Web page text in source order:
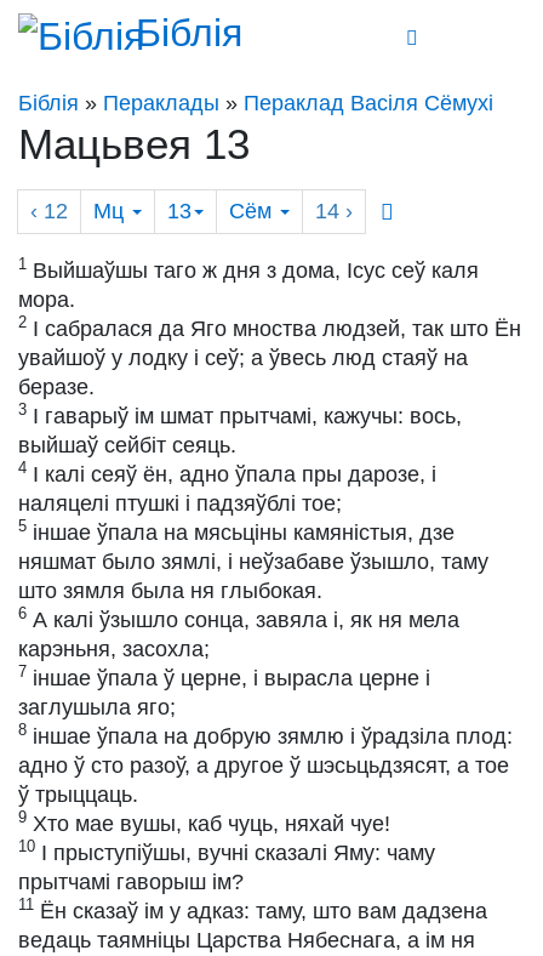
Біблія
Біблія » Пераклады » Пераклад Васіля Сёмухі
Мацьвея 13
‹ 12 Мц 13 Сём 14 ›
1 Выйшаўшы таго ж дня з дома, Ісус сеў каля
мора.
2 І сабралася да Яго мноства людзей, так што Ён
увайшоў у лодку і сеў; а ўвесь люд стаяў на
беразе.
3 І гаварыў ім шмат прытчамі, кажучы: вось,
выйшаў сейбіт сеяць.
4 І калі сеяў ён, адно ўпала пры дарозе, і
наляцелі птушкі і падзяўблі тое;
5 іншае ўпала на мясьціны камяністыя, дзе
няшмат было зямлі, і неўзабаве ўзышло, таму
што зямля была ня глыбокая.
6 А калі ўзышло сонца, завяла і, як ня мела
карэньня, засохла;
7 іншае ўпала ў церне, і вырасла церне і
заглушыла яго;
8 іншае ўпала на добрую зямлю і ўрадзіла плод:
адно ў сто разоў, а другое ў шэсьцьдзясят, а тое
ў трыццаць.
9 Хто мае вушы, каб чуць, няхай чуе!
10 І прыступіўшы, вучні сказалі Яму: чаму
прытчамі гаворыш ім?
11 Ён сказаў ім у адказ: таму, што вам дадзена
ведаць таямніцы Царства Нябеснага, а ім ня